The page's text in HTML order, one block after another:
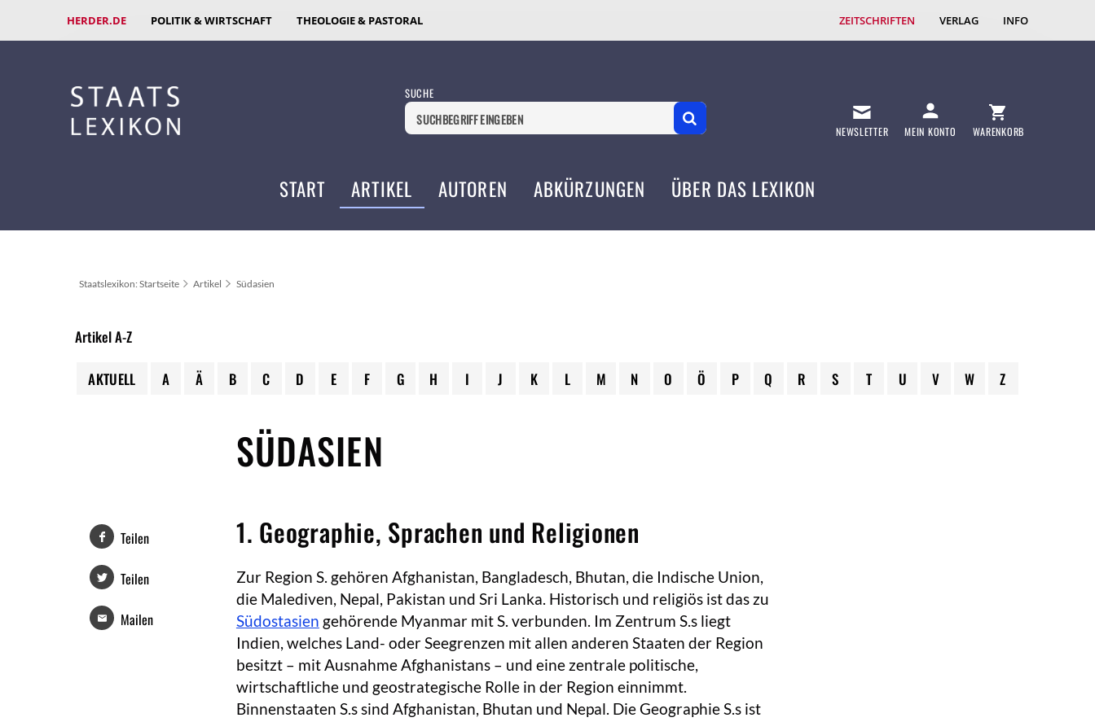
HERDER.DE POLITIK & WIRTSCHAFT THEOLOGIE & PASTORAL ZEITSCHRIFTEN VERLAG INFO
SUCHE
NEWSLETTER MEIN KONTO WARENKORB
START ARTIKEL AUTOREN ABKÜRZUNGEN ÜBER DAS LEXIKON
Staatslexikon: Startseite Artikel Südasien
Artikel A-Z
AKTUELL A Ä B C D E F G H I J K L M N O Ö P Q R S T U V W Z
SÜDASIEN
1. Geographie, Sprachen und Religionen
Zur Region S. gehören Afghanistan, Bangladesch, Bhutan, die Indische Union,
die Malediven, Nepal, Pakistan und Sri Lanka. Historisch und religiös ist das zu
Südostasien gehörende Myanmar mit S. verbunden. Im Zentrum S.s liegt
Indien, welches Land- oder Seegrenzen mit allen anderen Staaten der Region
besitzt – mit Ausnahme Afghanistans – und eine zentrale politische,
wirtschaftliche und geostrategische Rolle in der Region einnimmt.
Binnenstaaten S.s sind Afghanistan, Bhutan und Nepal. Die Geographie S.s ist
Teilen
Teilen
Mailen